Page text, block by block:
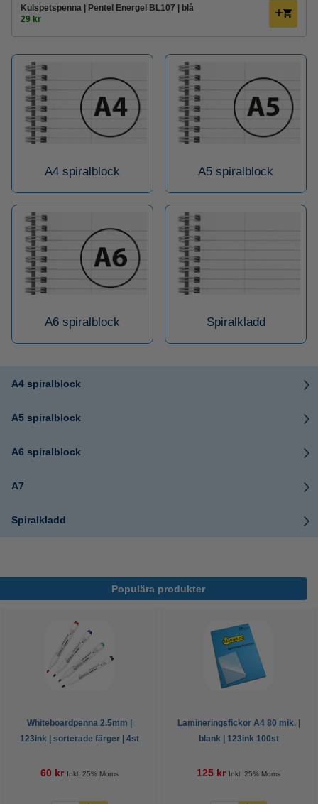
Kulspetspenna | Pentel Energel BL107 | blå
29 kr
A4 spiralblock A5 spiralblock
A6 spiralblock Spiralkladd
A4 spiralblock
A5 spiralblock
A6 spiralblock
A7
Spiralkladd
Populära produkter
Whiteboardpenna 2.5mm |
123ink | sorterade färger | 4st
60 kr Inkl. 25% Moms
Lamineringsfickor A4 80 mik. |
blank | 123ink 100st
125 kr Inkl. 25% Moms